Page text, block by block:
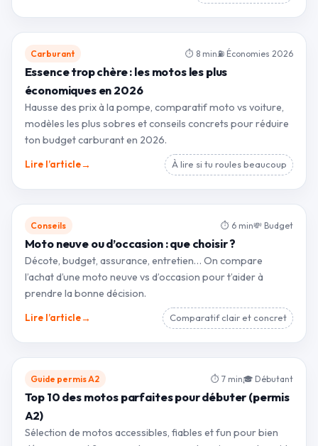
Carburant ⏱ 8 min⛽ Économies 2026
Essence trop chère : les motos les plus
économiques en 2026
Hausse des prix à la pompe, comparatif moto vs voiture,
modèles les plus sobres et conseils concrets pour réduire
ton budget carburant en 2026.
Lire l’article→ À lire si tu roules beaucoup
Conseils ⏱ 6 min💸 Budget
Moto neuve ou d’occasion : que choisir ?
Décote, budget, assurance, entretien… On compare
l’achat d’une moto neuve vs d’occasion pour t’aider à
prendre la bonne décision.
Lire l’article→ Comparatif clair et concret
Guide permis A2 ⏱ 7 min🎓 Débutant
Top 10 des motos parfaites pour débuter (permis
A2)
Sélection de motos accessibles, fiables et fun pour bien